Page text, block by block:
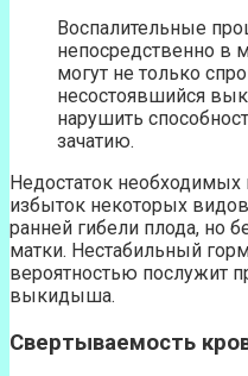
Воспалительные
непосредственно в
могут не только
несостоявшийся
нарушить
зачатию.
Недостаток необходимых
избыток некоторых
ранней гибели плода, но
матки. Нестабильный
вероятностью послужит
выкидыша.
Свертываемость